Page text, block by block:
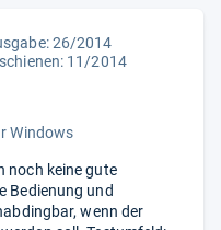
26/2014
11/2014
Windows
noch keine gute
Bedienung und
wenn der